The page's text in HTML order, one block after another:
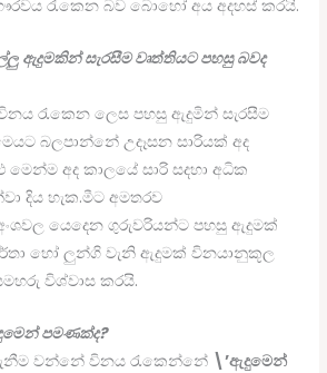
රැකෙන බව බොහෝ අය අදහස් කරයි.
ඇදුමකින් සැරසීම වෘත්තියට පහසු බවද
රැකෙන ලෙස පහසු ඇදුමින් සැරසීම
බලපාන්නේ උදෑසන සාරියක් අද
මෙන්ම අද කාලයේ සාරි සදහා අධික
දිය හැක.මීට අමතරව
අංශවල යෙදෙන ගුරුවරියන්ට පහසු ඇදුමක්
හෝ ලුන්ගි වැනි ඇදුමක් විනයානුකූල
විශ්වාස කරයි.
පමණක්ද?
වන්නේ විනය රැකෙන්නේ \’ඇදුමෙන්